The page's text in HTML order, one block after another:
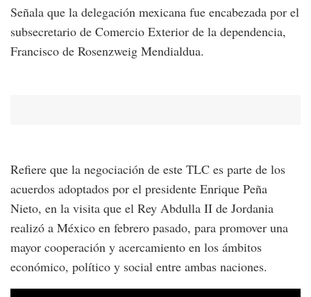
Señala que la delegación mexicana fue encabezada por el
subsecretario de Comercio Exterior de la dependencia,
Francisco de Rosenzweig Mendialdua.
Refiere que la negociación de este TLC es parte de los
acuerdos adoptados por el presidente Enrique Peña
Nieto, en la visita que el Rey Abdulla II de Jordania
realizó a México en febrero pasado, para promover una
mayor cooperación y acercamiento en los ámbitos
económico, político y social entre ambas naciones.